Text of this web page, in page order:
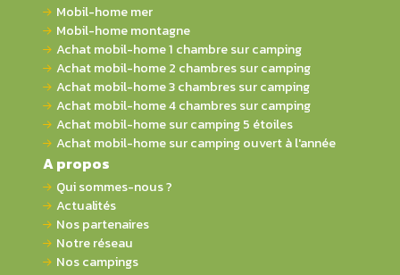
Mobil-home mer
Mobil-home montagne
Achat mobil-home 1 chambre sur camping
Achat mobil-home 2 chambres sur camping
Achat mobil-home 3 chambres sur camping
Achat mobil-home 4 chambres sur camping
Achat mobil-home sur camping 5 étoiles
Achat mobil-home sur camping ouvert à l'année
A propos
Qui sommes-nous ?
Actualités
Nos partenaires
Notre réseau
Nos campings